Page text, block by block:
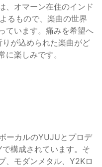
、オマーン在住のインド
るもので、楽曲の世界
ています。痛みを希望へ
が込められた楽曲がど
楽しみです。
ーカルのYUJUとプロデ
構成されています。そ
、モダンメタル、Y2Kロ